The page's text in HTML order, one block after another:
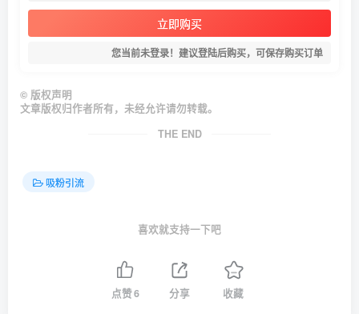
立即购买
您当前未登录！建议登陆后购买，可保存购买订单
© 版权声明
文章版权归作者所有，未经允许请勿转载。
THE END
吸粉引流
喜欢就支持一下吧
点赞6 分享 收藏